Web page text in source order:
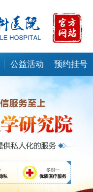
公益活动 预约挂号